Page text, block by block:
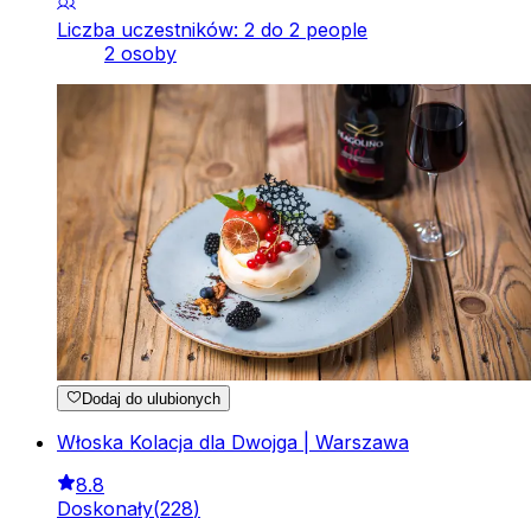
Liczba uczestników: 2 do 2 people
2 osoby
Dodaj do ulubionych
Włoska Kolacja dla Dwojga | Warszawa
8.8
Doskonały(228)